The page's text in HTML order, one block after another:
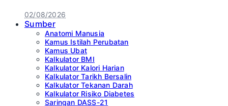
02/08/2026
Sumber
Anatomi Manusia
Kamus Istilah Perubatan
Kamus Ubat
Kalkulator BMI
Kalkulator Kalori Harian
Kalkulator Tarikh Bersalin
Kalkulator Tekanan Darah
Kalkulator Risiko Diabetes
Saringan DASS-21